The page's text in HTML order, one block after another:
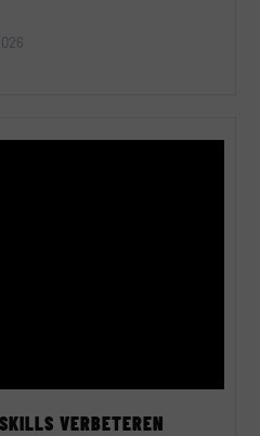
VERBETEREN